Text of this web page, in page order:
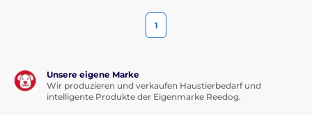
1
Unsere eigene Marke
Wir produzieren und verkaufen Haustierbedarf und
intelligente Produkte der Eigenmarke Reedog.